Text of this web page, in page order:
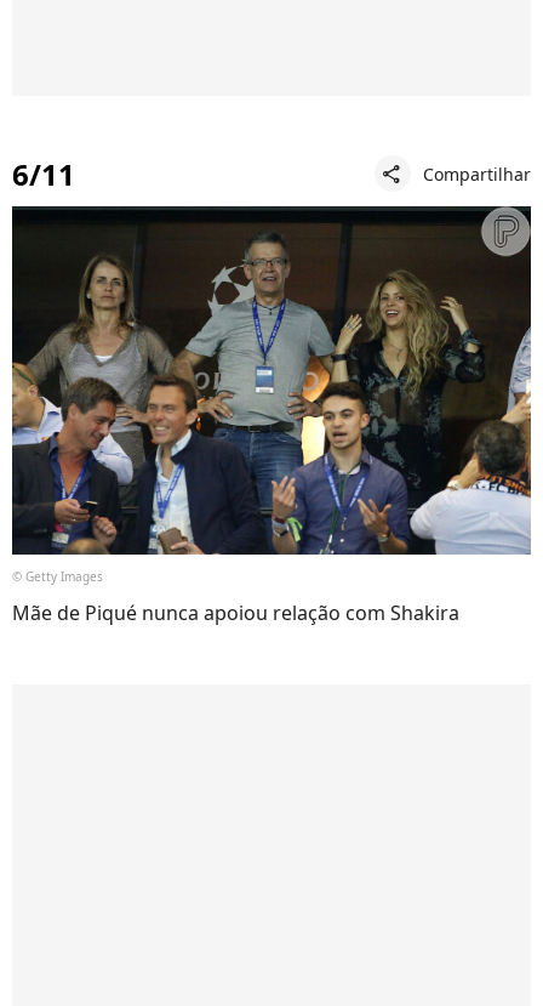
6/11 share Compartilhar
© Getty Images
Mãe de Piqué nunca apoiou relação com Shakira